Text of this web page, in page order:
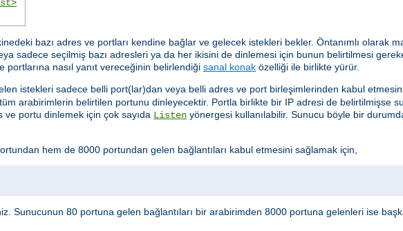
bazı adres ve portları kendine bağlar ve gelecek istekleri bekler. Öntanımlı olarak
sadece seçilmiş bazı adresleri ya da her ikisini de dinlemesi için bunun belirtilmesi
nasıl yanıt vereceğinin belirlendiği sanal konak özelliği ile birlikte yürür.
istekleri sadece belli port(lar)dan veya belli adres ve port birleşimlerinden kabul
arabirimlerin belirtilen portunu dinleyecektir. Portla birlikte bir IP adresi de belirtilmişse
ve portu dinlemek için çok sayıda Listen yönergesi kullanılabilir. Sunucu böyle bir
hem de 8000 portundan gelen bağlantıları kabul etmesini sağlamak için,
Sunucunun 80 portuna gelen bağlantıları bir arabirimden 8000 portuna gelenleri ise